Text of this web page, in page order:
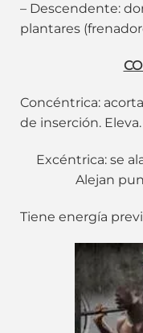
– Descendente:
plantares
Concéntrica:
de inserción. Eleva.
Excéntrica: se
Alejan
Tiene energía